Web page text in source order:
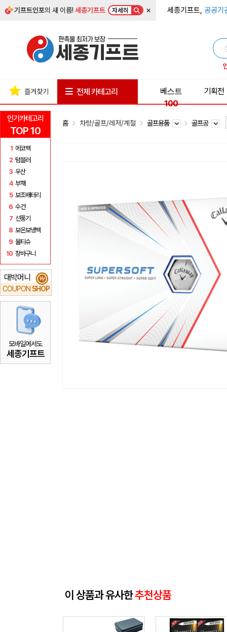
기프트인포의 새 이름!세종기프트 자세히 × 세종기프트, 공공기
인기카테고리
TOP 10
1 에코백
2 텀블러
3 우산
4 부채
5 보조배터리
6 수건
7 선풍기
8 보온보냉백
9 물티슈
10 장바구니
대박머니
COUPON SHOP
₩
모바일에서도
세종기프트
즐겨찾기 전체 카테고리
베스트
100
기획전
홈 차량/골프/레저/계절 골프용품 골프공
이 상품과 유사한추천상품